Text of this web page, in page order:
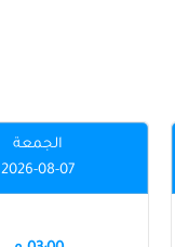
الجمعة
2026-08-07